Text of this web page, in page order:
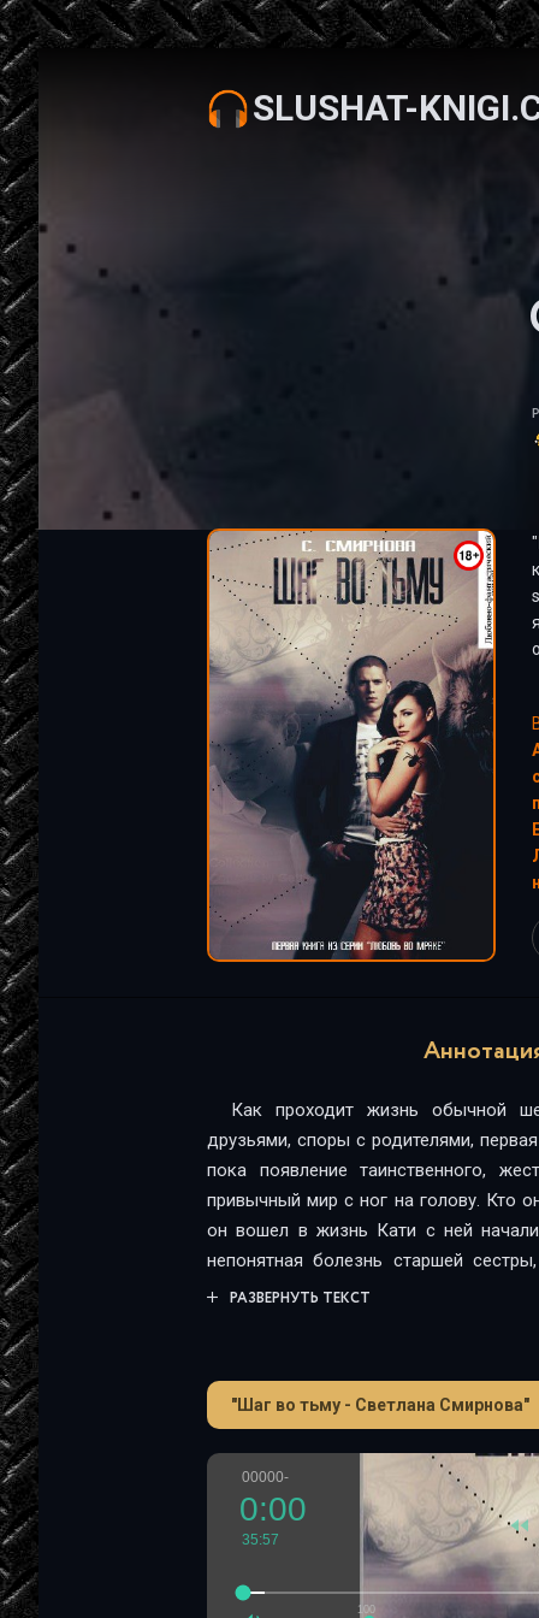
SLUSHAT-
"
Как проходит жизнь обычной
друзьями, споры с родителями,
пока появление таинственного,
привычный мир с ног на голову. Кто
он вошел в жизнь Кати с ней
непонятная болезнь старшей
разобраться во всем? А главное не
РАЗВЕРНУТЬ ТЕКСТ
"Шаг во тьму - Светлана Смирнова"
00000-
100
0:00
35:57